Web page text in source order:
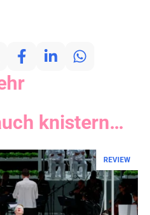
knistern…
REVIEW